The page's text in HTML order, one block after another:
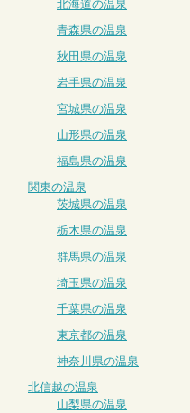
北海道の温泉
青森県の温泉
秋田県の温泉
岩手県の温泉
宮城県の温泉
山形県の温泉
福島県の温泉
関東の温泉
茨城県の温泉
栃木県の温泉
群馬県の温泉
埼玉県の温泉
千葉県の温泉
東京都の温泉
神奈川県の温泉
北信越の温泉
山梨県の温泉